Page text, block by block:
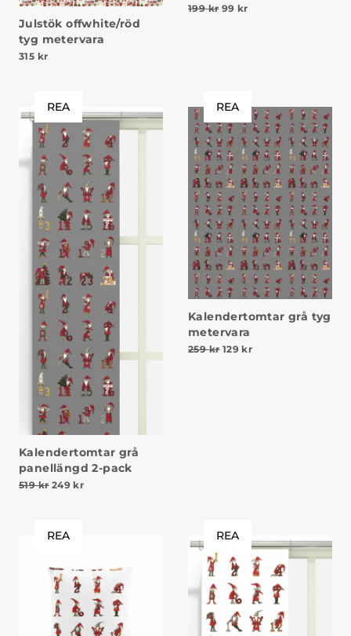
Julstök offwhite/röd
tyg metervara
315 kr
199kr Det ursprungliga priset
99 krDet nuvarande
REA
Kalendertomtar grå
panellängd 2-pack
519kr Det ursprungliga priset var: 519 kr.
249 krDet nuvarande priset är: 249 kr.
REA
Kalendertomtar grå tyg
metervara
259kr Det ursprungliga priset
129 krDet nuvarande
REA REA